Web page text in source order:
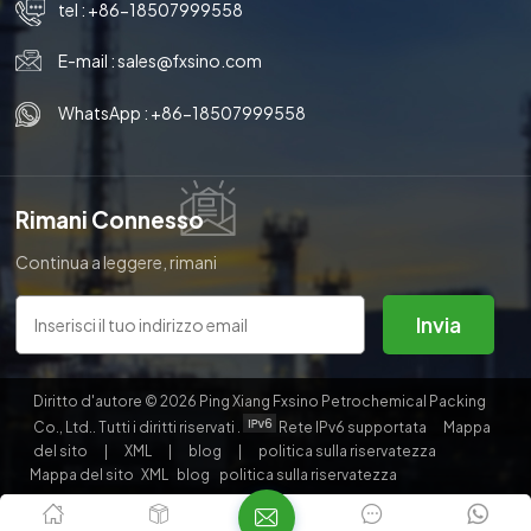
tel : +86-18507999558
E-mail :sales@fxsino.com
WhatsApp : +86-18507999558
Rimani Connesso
Continua a leggere, rimani
aggiornato, iscriviti e ti
invitiamo a dirci cosa ne pensi.
Invia
Diritto d'autore © 2026 Ping Xiang Fxsino Petrochemical Packing
Co., Ltd.. Tutti i diritti riservati .
Rete IPv6 supportata
Mappa
del sito
XML blog
politica sulla riservatezza
Mappa del sito XML blog politica sulla riservatezza